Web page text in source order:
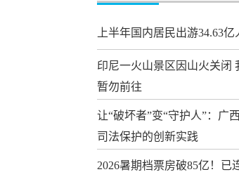
上半年国内居民出游34.63亿
印尼一火山景区因山火关闭
暂勿前往
让“破坏者”变“守护人”：广
司法保护的创新实践
2026暑期档票房破85亿！已